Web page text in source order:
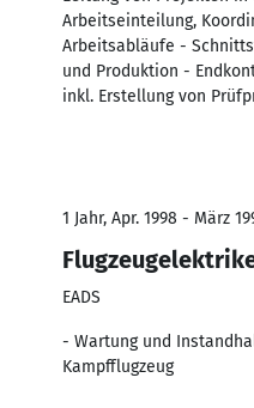
Arbeitseinteilung,
Arbeitsabläufe -
und Produktion -
inkl. Erstellung von
1 Jahr, Apr. 1998 - März
EADS
- Wartung und
Kampfflugzeug